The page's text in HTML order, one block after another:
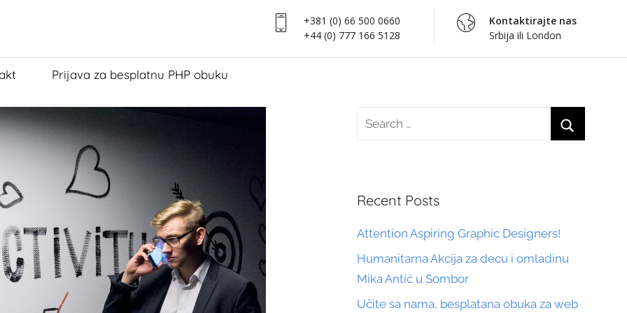
+381 (0) 66 500 0660
+44 (0) 777 166 5128
Kontaktirajte nas
Srbija ili London
Prijava za besplatnu PHP obuku
Search
Recent Posts
Attention Aspiring Graphic Designers!
Humanitarna Akcija za decu i omladinu
Mika Antić u Sombor
Učite sa nama, besplatana obuka za web